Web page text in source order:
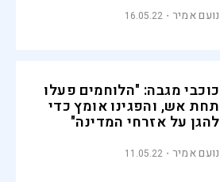
נועם אמיר 16.05.22
כוכבי מגבה: "הלוחמים פעלו
תחת אש, והפגינו אומץ כדי
להגן על אזרחי המדינה"
נועם אמיר 11.05.22